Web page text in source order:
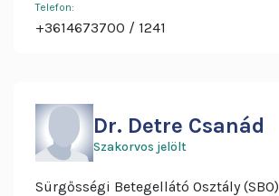
Telefon:
+3614673700 1241
Dr. Detre Csanád
Szakorvos jelölt
Sürgősségi Betegellátó Osztály (SBO)